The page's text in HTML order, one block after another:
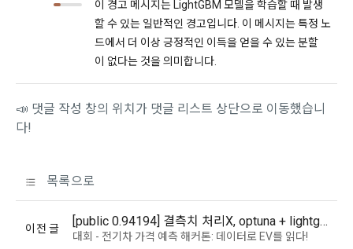
지지 않는다.
2. “회사”는 “회원”의 귀책 사유로 인한 서비스 이용의 장애에 대
하여 책임을 지지 않는다.
3. “회사”는 “회원”이 서비스를 이용하여 얻은 정보 등으로 인해
입은 손해 등에 대해서 책임을 지지 않는다.
4. “회사”는 “회원”이 게시판을 통해 게재한 정보, 자료, 사실의
신뢰성, 정확성 등 내용에 관해서 책임을 지지 않는다.
제 27 조 (관할 법원)
‘전자상거래 등에서의 소비자보호에 관한 법률’ 제36조(전속관
이전 이용약관 보러가기 >
공고일자: 2021년 5월 24일
시행일자: 2021년 5월 31일
이 경고 메시지는 LightGBM 모델을 학습할 때 발생
할 수 있는 일반적인 경고입니다. 이 메시지는 특정 노
드에서 더 이상 긍정적인 이득을 얻을 수 있는 분할
이 없다는 것을 의미합니다.
📣 댓글 작성 창의 위치가 댓글 리스트 상단으로 이동했습니
다!
목록으로
이전 글 [public 0.94194] 결측치 처리X, optuna + lightgbm
대회 - 전기차 가격 예측 해커톤: 데이터로 EV를 읽다!